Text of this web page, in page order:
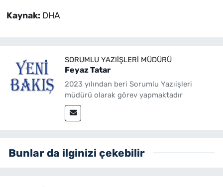
Kaynak: DHA
SORUMLU YAZIIŞLERI MÜDÜRÜ
Feyaz Tatar
2023 yılından beri Sorumlu Yazıişleri
müdürü olarak görev yapmaktadır
Bunlar da ilginizi çekebilir